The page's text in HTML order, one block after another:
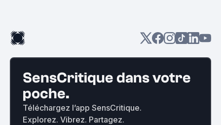
SensCritique dans votre
poche.
Téléchargez l’app SensCritique.
Explorez. Vibrez. Partagez.